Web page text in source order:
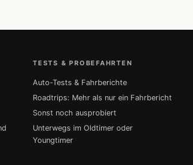
TESTS & PROBEFAHRTEN
Auto-Tests & Fahrberichte
Roadtrips: Mehr als nur ein Fahrbericht
Sonst noch ausprobiert
Unterwegs im Oldtimer oder
Youngtimer